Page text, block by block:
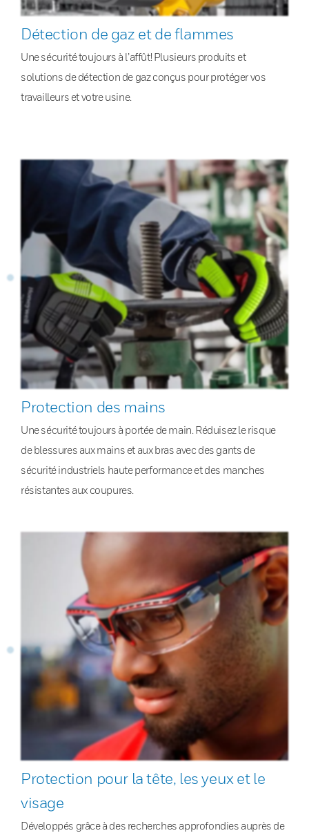
Détection de gaz et de flammes
Une sécurité toujours à l’affût! Plusieurs produits et
solutions de détection de gaz conçus pour protéger vos
travailleurs et votre usine.
Protection des mains
Une sécurité toujours à portée de main. Réduisez le risque
de blessures aux mains et aux bras avec des gants de
sécurité industriels haute performance et des manches
résistantes aux coupures.
Protection pour la tête, les yeux et le
visage
Développés grâce à des recherches approfondies auprès de